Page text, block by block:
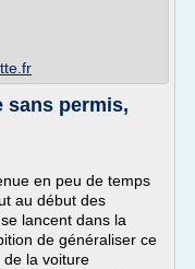
sans permis,
en peu de temps
au début des
lancent dans la
de généraliser ce
la voiture